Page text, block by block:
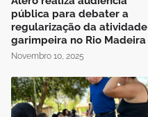
pública para debater a
regularização da atividade
garimpeira no Rio Madeira
Novembro 10, 2025